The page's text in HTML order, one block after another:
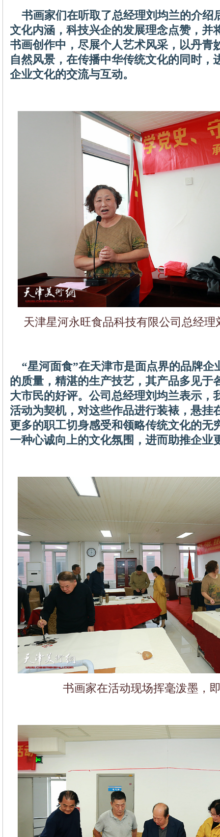
书画家们在听取了总经理刘均兰的介绍
文化内涵，科技兴企的发展理念点赞，并
书画创作中，尽展个人艺术风采，以丹青
自然风景，在传播中华传统文化的同时，
企业文化的交流与互动。
天津星河永旺食品科技有限公司总经
“星河面食”在天津市是面点界的品牌企
的质量，精湛的生产技艺，其产品多见于
大市民的好评。公司总经理刘均兰表示，
活动为契机，对这些作品进行装裱，悬挂
更多的职工切身感受和领略传统文化的无
一种心诚向上的文化氛围，进而助推企业
书画家在活动现场挥毫泼墨，